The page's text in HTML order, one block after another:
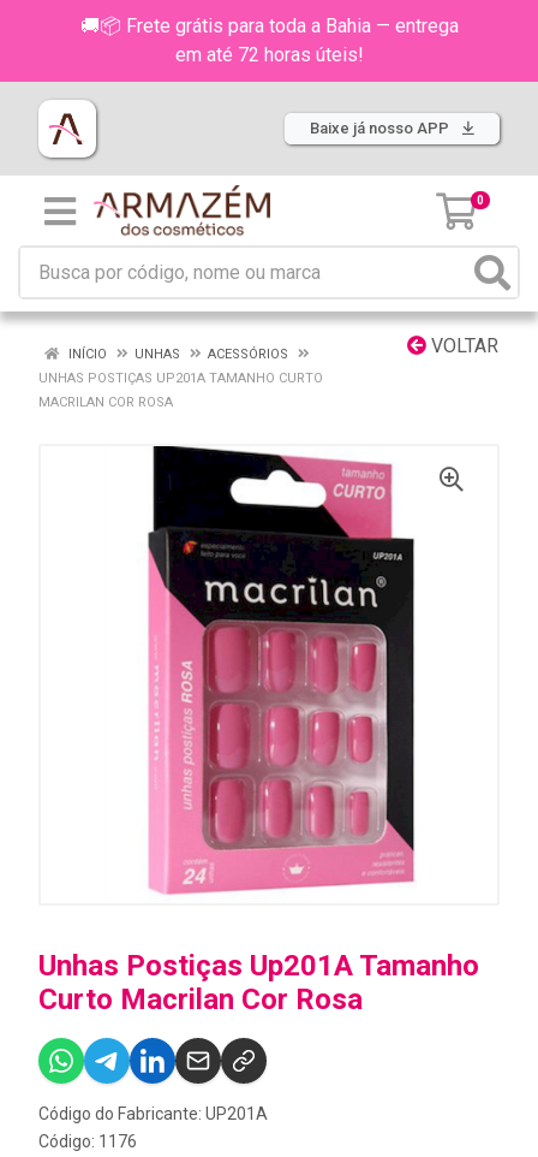
🚚📦 Frete grátis para toda a Bahia — entrega
em até 72 horas úteis!
Baixe já nosso APP
0
VOLTAR
INÍCIO UNHAS
ACESSÓRIOS
UNHAS POSTIÇAS UP201A TAMANHO CURTO
MACRILAN COR ROSA
Unhas Postiças Up201A Tamanho
Curto Macrilan Cor Rosa
Código do Fabricante: UP201A
Código: 1176